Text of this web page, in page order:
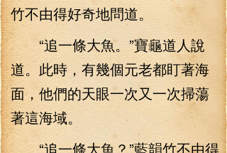
竹不由得好奇地問道。
“追一條大魚。”寶龜道人說
道。此時，有幾個元老都盯著海
面，他們的天眼一次又一次掃蕩
著這海域。
“追一條大魚？”藍韻竹不由得